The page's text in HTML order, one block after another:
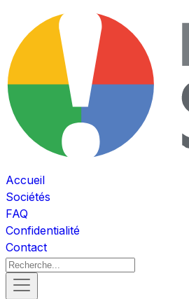
Accueil
Sociétés
FAQ
Confidentialité
Contact